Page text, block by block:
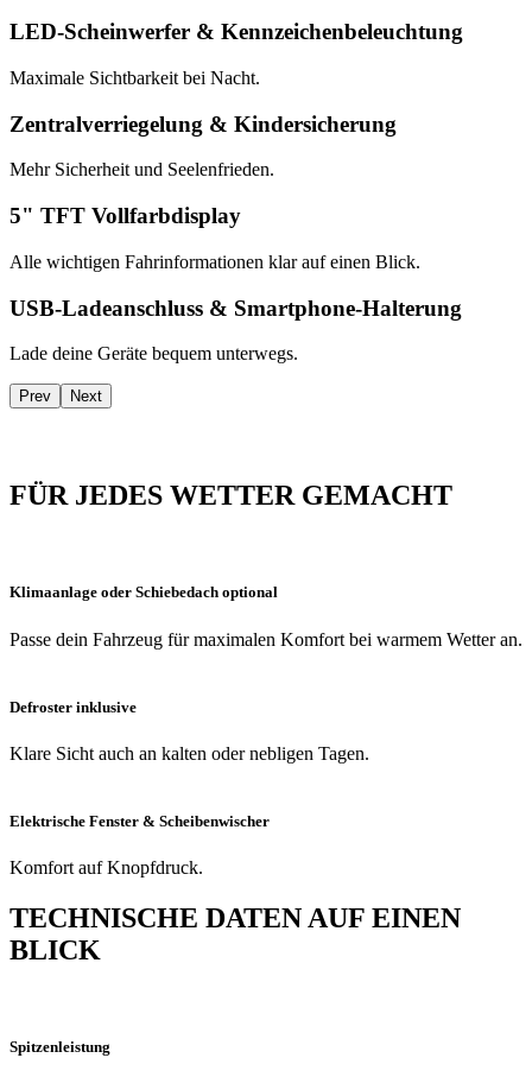
LED-Scheinwerfer & Kennzeichenbeleuchtung
Maximale Sichtbarkeit bei Nacht.
Zentralverriegelung & Kindersicherung
Mehr Sicherheit und Seelenfrieden.
5" TFT Vollfarbdisplay
Alle wichtigen Fahrinformationen klar auf einen Blick.
USB-Ladeanschluss & Smartphone-Halterung
Lade deine Geräte bequem unterwegs.
Prev Next
FÜR JEDES WETTER GEMACHT
Klimaanlage oder Schiebedach optional
Passe dein Fahrzeug für maximalen Komfort bei warmem Wetter an.
Defroster inklusive
Klare Sicht auch an kalten oder nebligen Tagen.
Elektrische Fenster & Scheibenwischer
Komfort auf Knopfdruck.
TECHNISCHE DATEN AUF EINEN
BLICK
Spitzenleistung